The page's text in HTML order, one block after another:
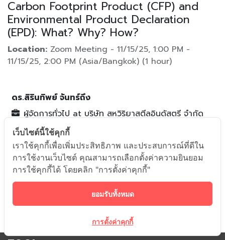
Carbon Footprint Product (CFP) and
Environmental Product Declaration
(EPD): What? Why? How?
Location: Zoom Meeting - 11/15/25, 1:00 PM -
11/15/25, 2:00 PM (Asia/Bangkok) (1 hour)
ดร.สิรินทิพย์ จันทร์ถึง
ผู้จัดการทั่วไป at บริษัท สหวิริยาสตีลอินดัสตรี จำกัด
(มหาชน)
เว็บไซต์นี้ใช้คุกกี้
เราใช้คุกกี้เพื่อเพิ่มประสิทธิภาพ และประสบการณ์ที่ดีใน
การใช้งานเว็บไซต์ คุณสามารถเลือกตั้งค่าความยินยอม
การใช้คุกกี้ได้ โดยคลิก "การตั้งค่าคุกกี้"
ยอมรับทั้งหมด
การตั้งค่าคุกกี้